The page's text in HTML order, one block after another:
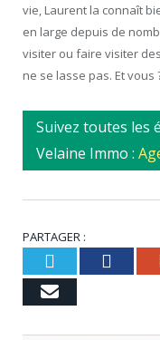
vie, Laurent la connaît
en large depuis de
visiter ou faire visiter
ne se lasse pas. Et vous
Suivez toutes les
Velaine Immo :
PARTAGER :
Twitter
Email